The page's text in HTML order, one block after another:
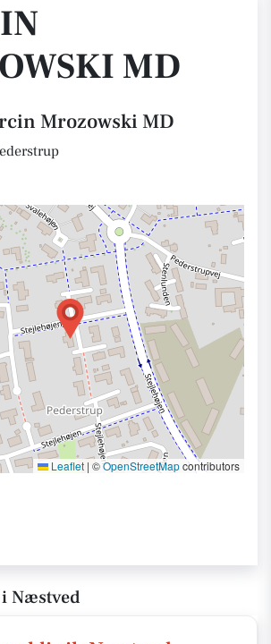
MD
Mrozowski MD
Leaflet | ©OpenStreetMapcontributors
Næstved